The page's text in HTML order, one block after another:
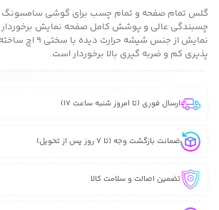
چسبندگی عالی و پوشش کامل صفحه نمایش
نمایش از جنس
پذیری کم و ضربه گیری بالا برخوردار است.
ارسال فوری (تا امروز شنبه ساعت 17)
ضمانت بازگشت وجه (تا 7 روز پس از تحویل)
تضمین اصالت و سلامت کالا